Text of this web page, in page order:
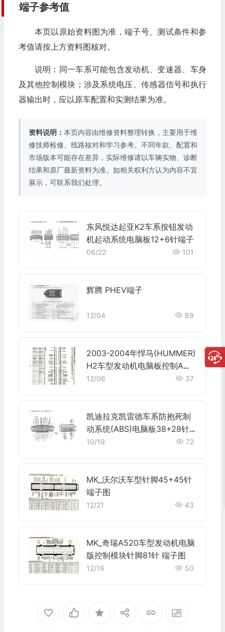
端子参考值
本页以原始资料图为准，端子号、测试条件和参
考值请按上方资料图核对。
说明：同一车系可能包含发动机、变速器、车身
及其他控制模块；涉及系统电压、传感器信号和执行
器输出时，应以原车配置和实测结果为准。
资料说明： 本页内容由维修资料整理转换，主要用于维
修技师检修、线路核对和学习参考。不同年款、配置和
市场版本可能存在差异，实际维修请以车辆实物、诊断
结果和原厂最新资料为准。如相关权利方认为内容不宜
展示，可联系我们处理。
东风悦达起亚K2车系按钮发动
机起动系统电脑板12+6针端子
06/22 101
辉腾 PHEV端子
12/04 89
2003-2004年悍马(HUMMER)
H2车型发动机电脑板控制A模
块针脚80针 端子图
12/06 37
凯迪拉克凯雷德车系防抱死制
动系统(ABS)电脑板38+28针
端子
10/19 72
MK_沃尔沃车型针脚45+45针
端子图
12/21 43
MK_奇瑞A520车型发动机电脑
版控制模块针脚81针 端子图
12/16 50